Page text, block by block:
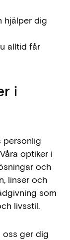
hjälper dig
alltid får
i
personlig
optiker i
och
linser och
som
livsstil.
oss ger dig